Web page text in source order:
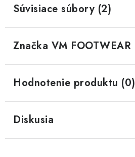
Súvisiace súbory (2)
Značka VM FOOTWEAR
Hodnotenie produktu (0)
Diskusia